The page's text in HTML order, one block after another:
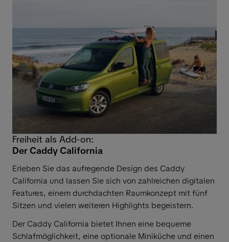
Freiheit als Add-on:
Der Caddy California
Erleben Sie das aufregende Design des Caddy
California und lassen Sie sich von zahlreichen digitalen
Features, einem durchdachten Raumkonzept mit fünf
Sitzen und vielen weiteren Highlights begeistern.
Der Caddy California bietet Ihnen eine bequeme
Schlafmöglichkeit, eine optionale Miniküche und einen